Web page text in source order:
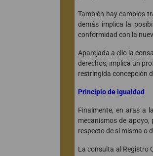
También hay cambios
demás implica la
conformidad con la
Aparejada a ello la
derechos, implica un
restringida concepción
Principio de igualdad
Finalmente, en aras a
mecanismos de
respecto de sí misma o
La consulta al Registro